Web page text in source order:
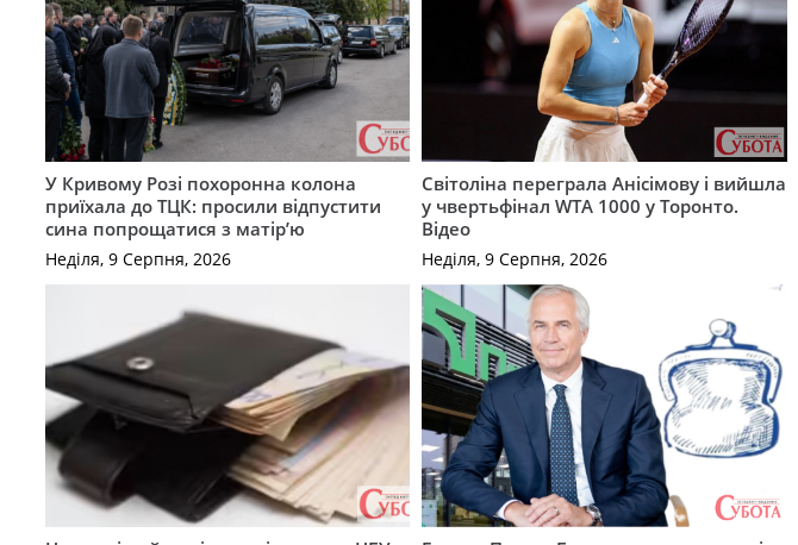
У Кривому Розі похоронна колона
приїхала до ТЦК: просили відпустити
сина попрощатися з матір’ю
Неділя, 9 Серпня, 2026
Світоліна переграла Анісімову і вийшла
у чвертьфінал WTA 1000 у Торонто.
Відео
Неділя, 9 Серпня, 2026